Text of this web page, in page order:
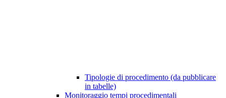
Tipologie di procedimento (da pubblicare
in tabelle)
Monitoraggio tempi procedimentali